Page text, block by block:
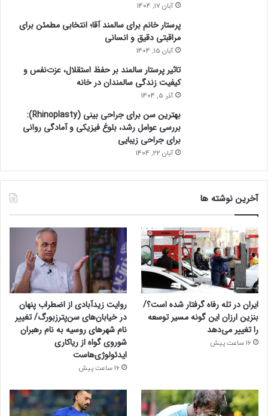
آبان 17, 1404
پرستار خانم برای سالمند آقا؛ انتخابی مطمئن برای
مراقبتی دقیق و انسانی
آبان 15, 1404
تاثیر پرستار سالمند بر حفظ استقلال، عزت‌نفس و
کیفیت زندگی سالمندان در خانه
آذر 5, 1404
بهترین سن برای جراحی بینی (Rhinoplasty):
بررسی عوامل رشد، بلوغ فیزیکی و آمادگی روانی
برای جراحی زیبایی
آبان 22, 1404
آخرین نوشته ها
ایران در تله رفاه گرفتار شده است؟/
بنزین ارزان این گونه مسیر توسعه
را تغییر می‌دهد
16 ساعت پیش
روایت زیدآبادی از اضطراب پنهان
در خیابان‌های سن‌پترزبورگ/ تغییر
نام شهرهای روسیه به نام رهبران
شوروی گواه از ریاکاری
ایدئولوژی‌هاست
16 ساعت پیش